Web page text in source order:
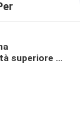
superiore di